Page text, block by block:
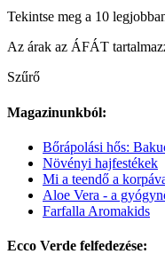
Tekintse meg a 10
Az árak az ÁFÁT
Szűrő
Magazinunkból:
Bőrápolási hős:
Növényi hajfestékek
Mi a teendő a
Aloe Vera - a
Farfalla Aromakids
Ecco Verde felfedezése: